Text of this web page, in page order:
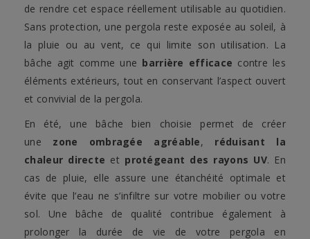
de rendre cet espace réellement utilisable au quotidien.
Sans protection, une pergola reste exposée au soleil, à
la pluie ou au vent, ce qui limite son utilisation. La
bâche agit comme une barrière efficace contre les
éléments extérieurs, tout en conservant l’aspect ouvert
et convivial de la pergola.
En été, une bâche bien choisie permet de créer
une zone ombragée agréable, réduisant la
chaleur directe et protégeant des rayons UV. En
cas de pluie, elle assure une étanchéité optimale et
évite que l’eau ne s’infiltre sur votre mobilier ou votre
sol. Une bâche de qualité contribue également à
prolonger la durée de vie de votre pergola en